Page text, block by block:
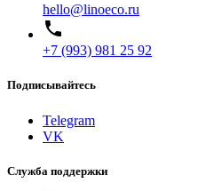
hello@linoeco.ru
local_phone
+7 (993) 981 25 92
Подписывайтесь
Telegram
VK
Служба поддержки